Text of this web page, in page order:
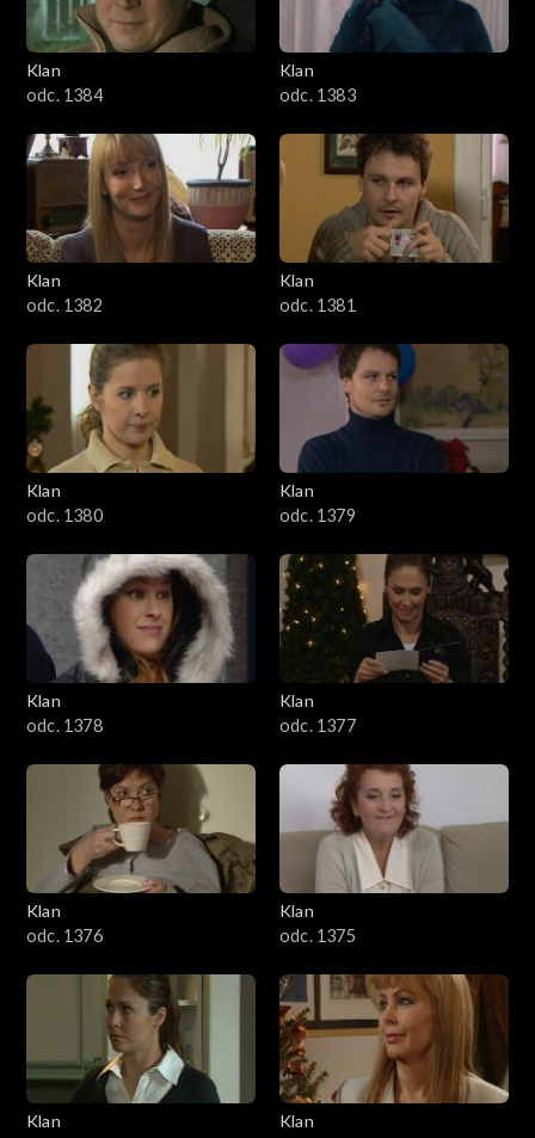
1701–1800
1601–1700
1501–1600
1401–1500
1301–1400
1201–1300
1101–1200
1001–1100
901–1000
801–900
701–800
601–700
501–600
401–500
301–400
201–300
101–200
Klan
odc. 1384
Klan
odc. 1383
Klan
odc. 1382
Klan
odc. 1381
Klan
odc. 1380
Klan
odc. 1379
Klan
odc. 1378
Klan
odc. 1377
Klan
odc. 1376
Klan
odc. 1375
Klan
Klan